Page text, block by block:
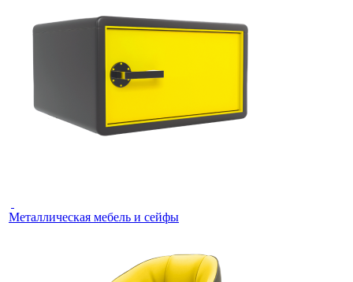
Металлическая мебель и сейфы